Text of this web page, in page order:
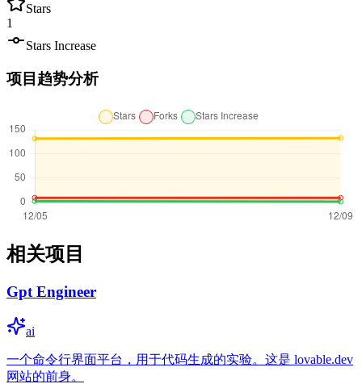
Stars
1
Stars Increase
项目趋势分析
相关项目
Gpt Engineer
ai
一个命令行界面平台，用于代码生成的实验。这是 lovable.dev
网站的前身。